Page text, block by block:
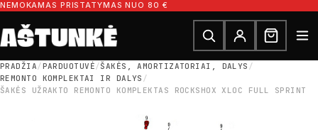
Pereiti prie turinio
NEMOKAMAS PRISTATYMAS NUO 80 €
Ieškoti dalių
Ieškoti
PRADŽIA/PARDUOTUVĖ/ŠAKĖS, AMORTIZATORIAI, DALYS /
REMONTO KOMPLEKTAI IR DALYS /
ŠAKĖS UŽRAKTO REMONTO KOMPLEKTAS ROCKSHOX XLOC FULL SPRINT